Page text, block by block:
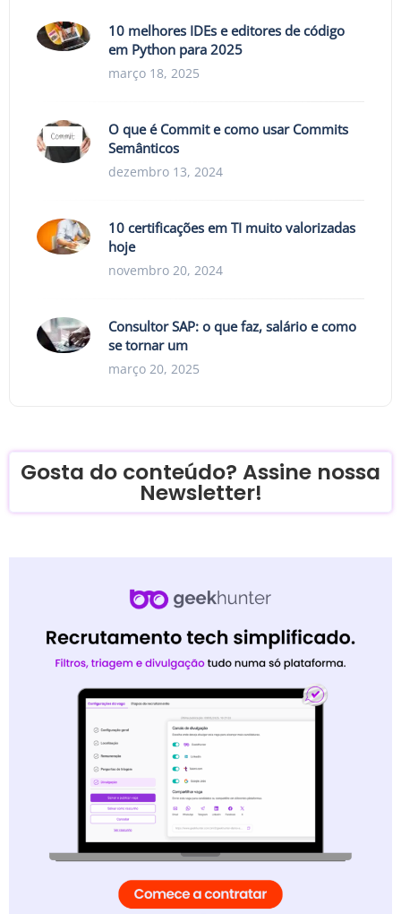
10 melhores IDEs e editores de código
em Python para 2025
março 18, 2025
O que é Commit e como usar Commits
Semânticos
dezembro 13, 2024
10 certificações em TI muito valorizadas
hoje
novembro 20, 2024
Consultor SAP: o que faz, salário e como
se tornar um
março 20, 2025
Gosta do conteúdo? Assine nossa
Newsletter!